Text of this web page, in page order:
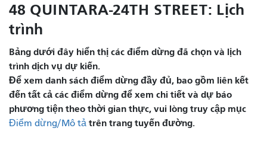
48 QUINTARA-24TH STREET: Lịch
trình
Bảng dưới đây hiển thị các điểm dừng đã chọn và lịch
trình dịch vụ dự kiến.
Để xem danh sách điểm dừng đầy đủ, bao gồm liên kết
đến tất cả các điểm dừng để xem chi tiết và dự báo
phương tiện theo thời gian thực, vui lòng truy cập mục
Điểm dừng/Mô tả trên trang tuyến đường.